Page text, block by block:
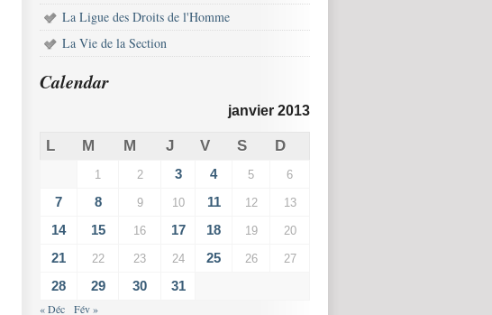
La Ligue des Droits de l'Homme
La Vie de la Section
Calendar
janvier 2013
L M M J V S D
1 2 3 4 5 6
7 8 9 10 11 12 13
14 15 16 17 18 19 20
21 22 23 24 25 26 27
28 29 30 31
« Déc Fév »